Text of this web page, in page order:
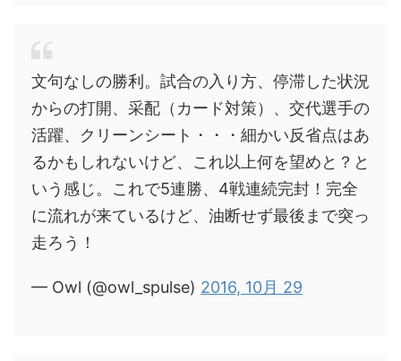
文句なしの勝利。試合の入り方、停滞した状況
からの打開、采配（カード対策）、交代選手の
活躍、クリーンシート・・・細かい反省点はあ
るかもしれないけど、これ以上何を望めと？と
いう感じ。これで5連勝、4戦連続完封！完全
に流れが来ているけど、油断せず最後まで突っ
走ろう！
— Owl (@owl_spulse) 2016, 10月 29